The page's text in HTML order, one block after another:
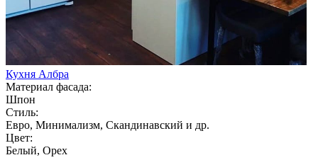
Кухня Албра
Материал фасада:
Шпон
Стиль:
Евро, Минимализм, Скандинавский и др.
Цвет:
Белый, Орех